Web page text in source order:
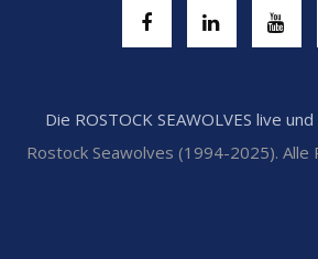
Die ROSTOCK SEAWOLVES live
Rostock Seawolves (1994-2025). Alle